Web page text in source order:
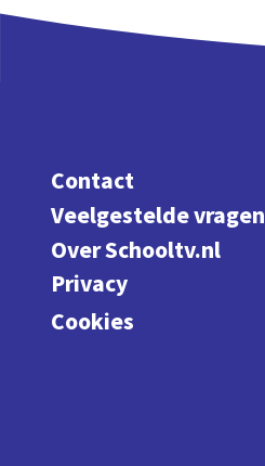
Contact
Veelgestelde vragen
Over Schooltv.nl
Privacy
Cookies